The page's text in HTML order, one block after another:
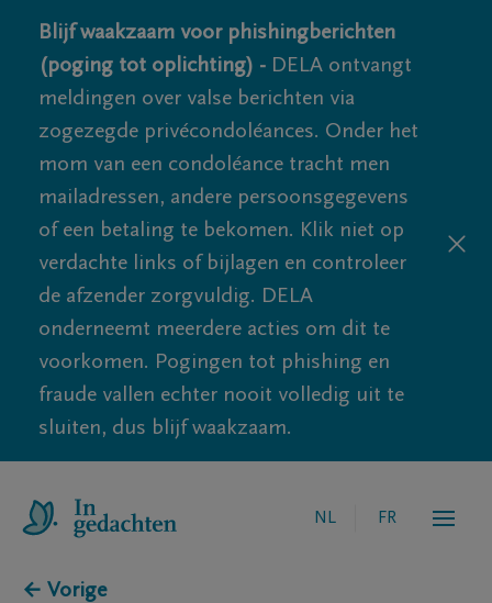
Blijf waakzaam voor phishingberichten
(poging tot oplichting) - DELA ontvangt
meldingen over valse berichten via
zogezegde privécondoléances. Onder het
mom van een condoléance tracht men
mailadressen, andere persoonsgegevens
of een betaling te bekomen. Klik niet op
verdachte links of bijlagen en controleer
de afzender zorgvuldig. DELA
onderneemt meerdere acties om dit te
voorkomen. Pogingen tot phishing en
fraude vallen echter nooit volledig uit te
sluiten, dus blijf waakzaam.
NL FR
← Vorige